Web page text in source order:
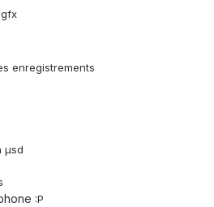
enregistrements
µsd
:P